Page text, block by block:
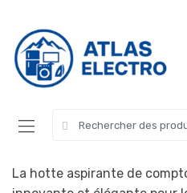
navigation
content
for:
La hotte aspirante de